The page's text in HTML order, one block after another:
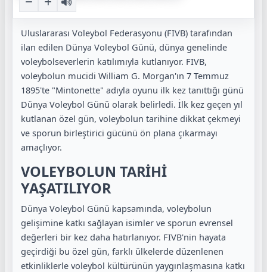
Uluslararası Voleybol Federasyonu (FIVB) tarafından
ilan edilen Dünya Voleybol Günü, dünya genelinde
voleybolseverlerin katılımıyla kutlanıyor. FIVB,
voleybolun mucidi William G. Morgan'ın 7 Temmuz
1895'te "Mintonette" adıyla oyunu ilk kez tanıttığı günü
Dünya Voleybol Günü olarak belirledi. İlk kez geçen yıl
kutlanan özel gün, voleybolun tarihine dikkat çekmeyi
ve sporun birleştirici gücünü ön plana çıkarmayı
amaçlıyor.
VOLEYBOLUN TARİHİ
YAŞATILIYOR
Dünya Voleybol Günü kapsamında, voleybolun
gelişimine katkı sağlayan isimler ve sporun evrensel
değerleri bir kez daha hatırlanıyor. FIVB'nin hayata
geçirdiği bu özel gün, farklı ülkelerde düzenlenen
etkinliklerle voleybol kültürünün yaygınlaşmasına katkı